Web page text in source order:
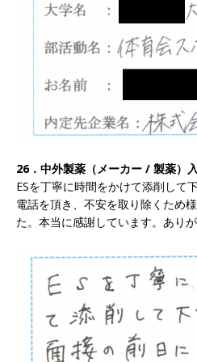
｜ 1人1人に
り ｜ 年間休日
[ 2026年5月
メーカー向け
のシェア ｜
末薬品
体育
詳細分析 AI活
をつけられる
ト
[ 2026年1月
26．中外製薬（メーカー / 製薬）
ESを丁寧に時間をかけて添削して
電話を頂き、不安を取り除くため
た。本当に感謝しています。あり